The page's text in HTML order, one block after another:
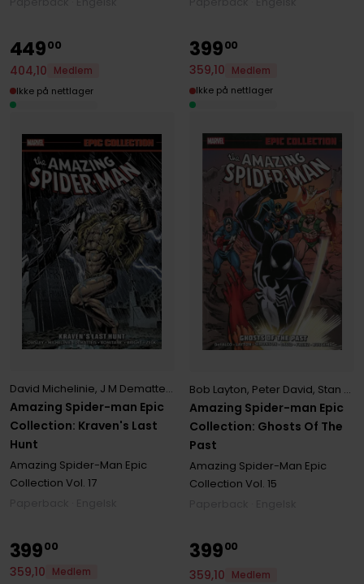
Amazing Spider-man Epic
Collection: Kraven's Last
Hunt
David Michelinie, J M Dematteis Peter David
Amazing Spider-Man Epic
Collection Vol. 17
44900
404,10
Medlem
Ikke på nettlager
Amazing Spider-man Epic
Collection: Ghosts Of The
Past
Bob Layton, Peter David, Stan Lee
Amazing Spider-Man Epic
Collection Vol. 15
39900
359,10
Medlem
Ikke på nettlager
39900
359,10
Medlem
39900
359,10
Medlem